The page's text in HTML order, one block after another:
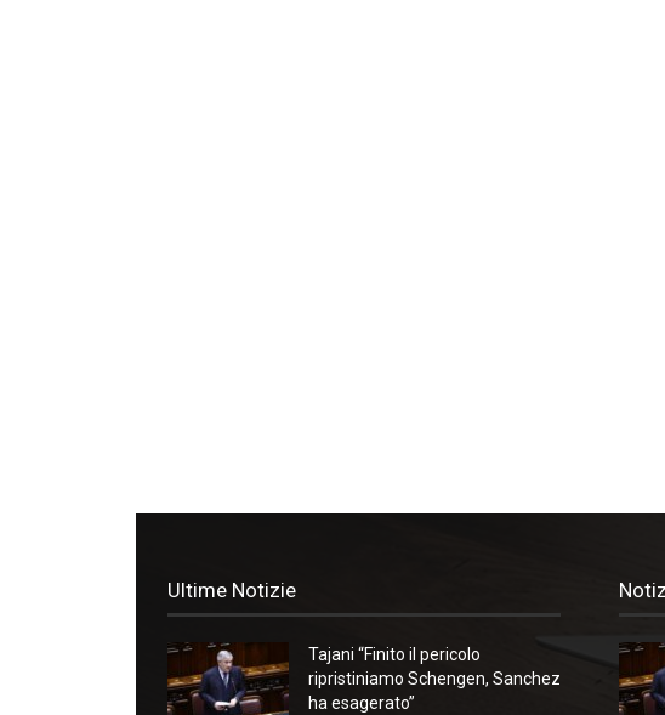
Ultime Notizie
Tajani “Finito il pericolo
ripristiniamo Schengen, Sanchez
ha esagerato”